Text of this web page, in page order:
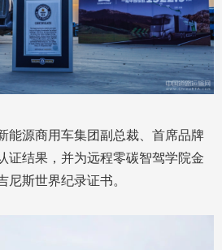
能源商用车集团副总裁、首席品牌
证结果，并为远程零碳智驾学院金
尼斯世界纪录证书。